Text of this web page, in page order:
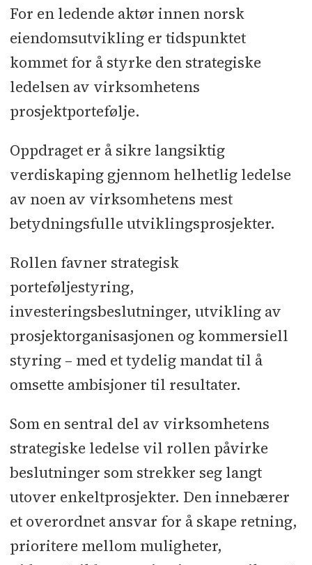
For en ledende aktør innen norsk
eiendomsutvikling er tidspunktet
kommet for å styrke den strategiske
ledelsen av virksomhetens
prosjektportefølje.
Oppdraget er å sikre langsiktig
verdiskaping gjennom helhetlig ledelse
av noen av virksomhetens mest
betydningsfulle utviklingsprosjekter.
Rollen favner strategisk
porteføljestyring,
investeringsbeslutninger, utvikling av
prosjektorganisasjonen og kommersiell
styring – med et tydelig mandat til å
omsette ambisjoner til resultater.
Som en sentral del av virksomhetens
strategiske ledelse vil rollen påvirke
beslutninger som strekker seg langt
utover enkeltprosjekter. Den innebærer
et overordnet ansvar for å skape retning,
prioritere mellom muligheter,